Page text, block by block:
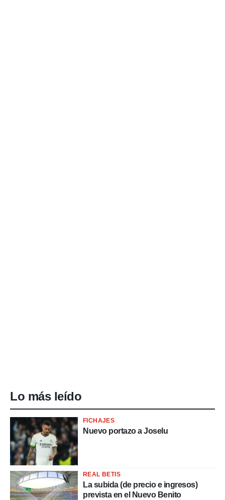
Lo más leído
FICHAJES
Nuevo portazo a Joselu
REAL BETIS
La subida (de precio e ingresos)
prevista en el Nuevo Benito